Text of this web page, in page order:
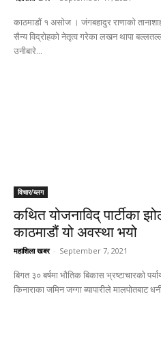
काठमाडौं १ असोज । जंगबहादुर राणाको
सैन्य विद्रोहको नेतृत्व गरेका लखन थापा
उनीबारे...
विचार/ब्लग
कथित योजनाविद् पार्टीका
काठमाडौं यो अवस्था भयो
महाशिला खबर - September 7, 2021
बिगत ३० बर्षमा भौतिक बिकास भ्रष्टाचारको
किनाराका जमिन जग्गा ब्यापारीले मालपोतबाट